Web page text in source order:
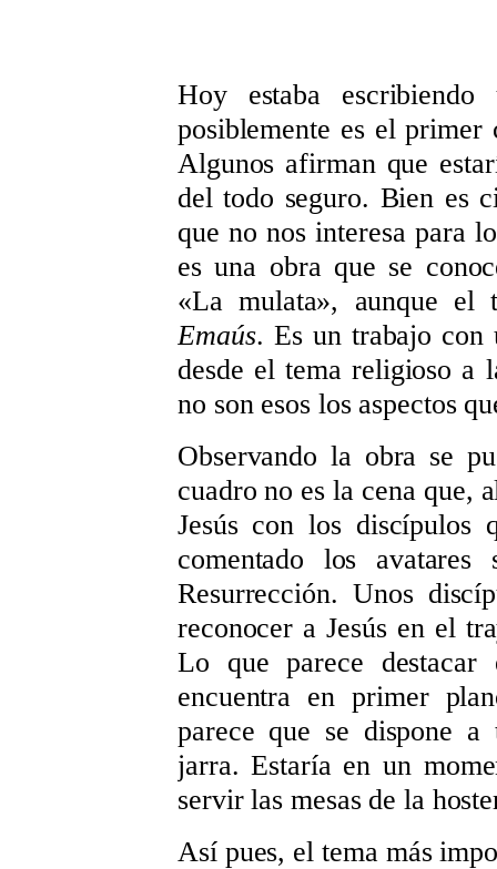
Hoy estaba
posiblemente es el
Algunos afirman que
del todo seguro. Bien es
que no nos interesa para
es una obra que se
«La mulata», aunque
Emaús. Es un trabajo con
desde el tema religioso
no son esos los aspectos
Observando la obra se
cuadro no es la cena que,
Jesús con los discípulos
comentado los
Resurrección. Unos
reconocer a Jesús en el
Lo que parece
encuentra en primer
parece que se dispone
jarra. Estaría en un
servir las mesas de la
Así pues, el tema más